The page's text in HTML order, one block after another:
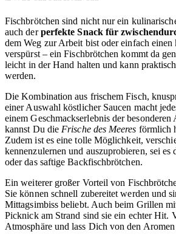
Fischbrötchen sind nicht nur ein
auch derperfekte Snack für
dem Weg zur Arbeit bist oder einfach
verspürst – ein Fischbrötchen kommt da
leicht in der Hand halten und kann
werden.
Die Kombination aus frischem Fisch,
einer Auswahl köstlicher Saucen macht
einem Geschmackserlebnis der
kannst Du die Frische des Meeres förmlich
Zudem ist es eine tolle Möglichkeit,
kennenzulernen und auszuprobieren, sei es
oder das saftige Backfischbrötchen.
Ein weiterer großer Vorteil von
Sie können schnell zubereitet werden und
Mittagsimbiss beliebt. Auch beim Grillen
Picknick am Strand sind sie ein echter Hit.
Atmosphäre und lass Dich von den